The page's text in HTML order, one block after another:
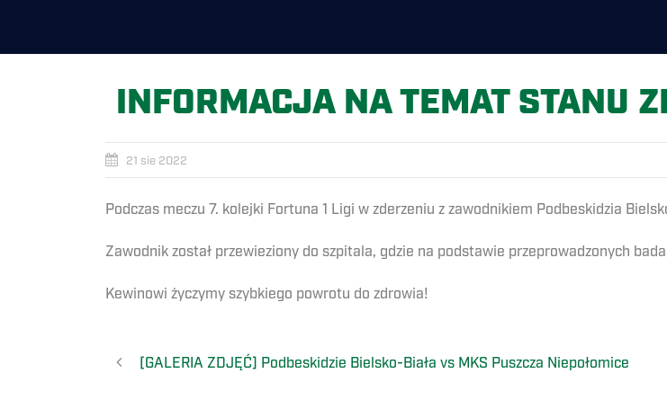
INFORMACJA NA TEMAT STANU
21 sie 2022
Podczas meczu 7. kolejki Fortuna 1 Ligi w zderzeniu z zawodnikiem Podbeskidzia
Zawodnik został przewieziony do szpitala, gdzie na podstawie przeprowadzonych
Kewinowi życzymy szybkiego powrotu do zdrowia!
[GALERIA ZDJĘĆ] Podbeskidzie Bielsko-Biała vs MKS Puszcza Niepołomice